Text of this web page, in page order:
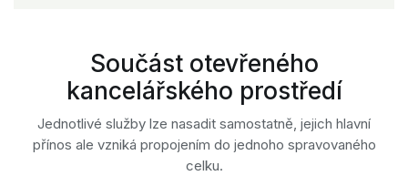
Součást otevřeného
kancelářského prostředí
Jednotlivé služby lze nasadit samostatně, jejich hlavní
přínos ale vzniká propojením do jednoho spravovaného
celku.